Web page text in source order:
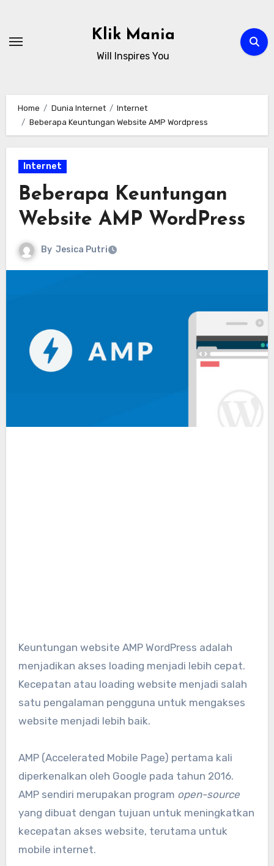
content
Klik Mania
Will Inspires You
Home Dunia Internet
Internet
Beberapa Keuntungan Website AMP Wordpress
Internet
Beberapa Keuntungan
Website AMP WordPress
By Jesica Putri
Keuntungan website AMP WordPress adalah
menjadikan akses loading menjadi lebih cepat.
Kecepatan atau loading website menjadi salah
satu pengalaman pengguna untuk mengakses
website menjadi lebih baik.
AMP (Accelerated Mobile Page) pertama kali
diperkenalkan oleh Google pada tahun 2016.
AMP sendiri merupakan program open-source
yang dibuat dengan tujuan untuk meningkatkan
kecepatan akses website, terutama untuk
mobile internet.